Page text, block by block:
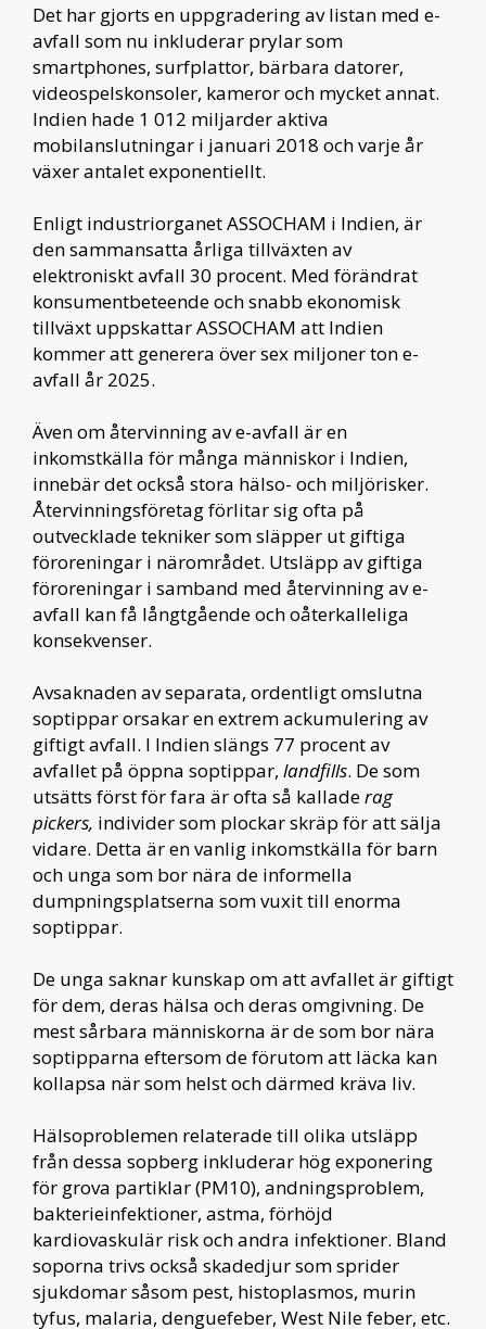
Det har gjorts en uppgradering av listan med e-
avfall som nu inkluderar prylar som
smartphones, surfplattor, bärbara datorer,
videospelskonsoler, kameror och mycket annat.
Indien hade 1 012 miljarder aktiva
mobilanslutningar i januari 2018 och varje år
växer antalet exponentiellt.
Enligt industriorganet ASSOCHAM i Indien, är
den sammansatta årliga tillväxten av
elektroniskt avfall 30 procent. Med förändrat
konsumentbeteende och snabb ekonomisk
tillväxt uppskattar ASSOCHAM att Indien
kommer att generera över sex miljoner ton e-
avfall år 2025.
Även om återvinning av e-avfall är en
inkomstkälla för många människor i Indien,
innebär det också stora hälso- och miljörisker.
Återvinningsföretag förlitar sig ofta på
outvecklade tekniker som släpper ut giftiga
föroreningar i närområdet. Utsläpp av giftiga
föroreningar i samband med återvinning av e-
avfall kan få långtgående och oåterkalleliga
konsekvenser.
Avsaknaden av separata, ordentligt omslutna
soptippar orsakar en extrem ackumulering av
giftigt avfall. I Indien slängs 77 procent av
avfallet på öppna soptippar, landfills. De som
utsätts först för fara är ofta så kalladerag
pickers, individer som plockar skräp för att sälja
vidare. Detta är en vanlig inkomstkälla för barn
och unga som bor nära de informella
dumpningsplatserna som vuxit till enorma
soptippar.
De unga saknar kunskap om att avfallet är giftigt
för dem, deras hälsa och deras omgivning. De
mest sårbara människorna är de som bor nära
soptipparna eftersom de förutom att läcka kan
kollapsa när som helst och därmed kräva liv.
Hälsoproblemen relaterade till olika utsläpp
från dessa sopberg inkluderar hög exponering
för grova partiklar (PM10), andningsproblem,
bakterieinfektioner, astma, förhöjd
kardiovaskulär risk och andra infektioner. Bland
soporna trivs också skadedjur som sprider
sjukdomar såsom pest, histoplasmos, murin
tyfus, malaria, denguefeber, West Nile feber, etc.